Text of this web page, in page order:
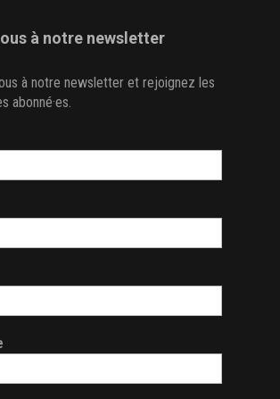
à notre newsletter
à notre newsletter et rejoignez les
abonné·es.